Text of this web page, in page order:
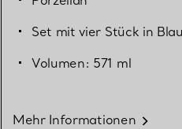
Set mit vier Stück in Blau
Volumen: 571 ml
Mehr Informationen